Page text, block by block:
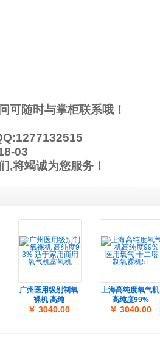
可随时与掌柜联系哦！
03
,将竭诚为您服务！
广州医用级别制氧
裸机 高纯
￥ 3040.00
上海高纯度氧气机
高纯度99%
￥ 3040.00